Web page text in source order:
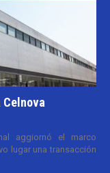
aggiornó el marco
lugar una transacción